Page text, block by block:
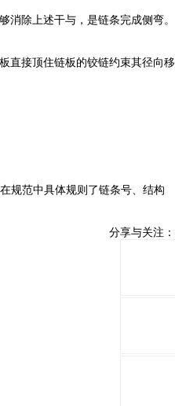
除上述干与，是链条完成侧弯。
直接顶住链板的铰链约束其径向移
规范中具体规则了链条号、结构
分享与关注：